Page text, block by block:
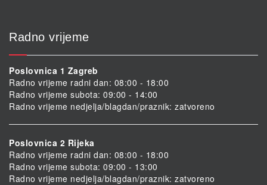
Radno vrijeme
Poslovnica 1 Zagreb
Radno vrijeme radni dan: 08:00 - 18:00
Radno vrijeme subota: 09:00 - 14:00
Radno vrijeme nedjelja/blagdan/praznik: zatvoreno
Poslovnica 2 Rijeka
Radno vrijeme radni dan: 08:00 - 18:00
Radno vrijeme subota: 09:00 - 13:00
Radno vrijeme nedjelja/blagdan/praznik: zatvoreno